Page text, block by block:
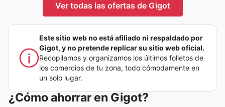
Ver todas las ofertas de Gigot
Este sitio web no está afiliado ni respaldado por
Gigot, y no pretende replicar su sitio web oficial.
Recopilamos y organizamos los últimos folletos de
los comercios de tu zona, todo cómodamente en
un solo lugar.
¿Cómo ahorrar en Gigot?